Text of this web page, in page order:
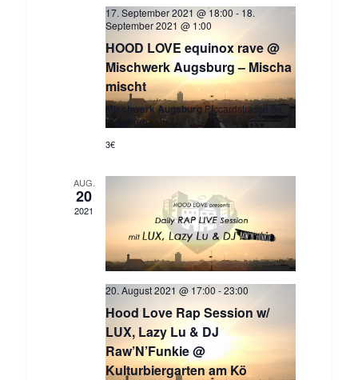
17. September 2021 @ 18:00 - 18.
September 2021 @ 1:00
HOOD LOVE equinox rave @
Mischwerk Augsburg – Mischa
mischt
Mischwerk AugsburgPiccardstrasse 6a,
Augsburg
3€
AUG.
20
2021
20. August 2021 @ 17:00 -23:00
Hood Love Rap Session w/
LUX, Lazy Lu & DJ
Raw’N’Funkie @
Kulturbiergarten am Kö